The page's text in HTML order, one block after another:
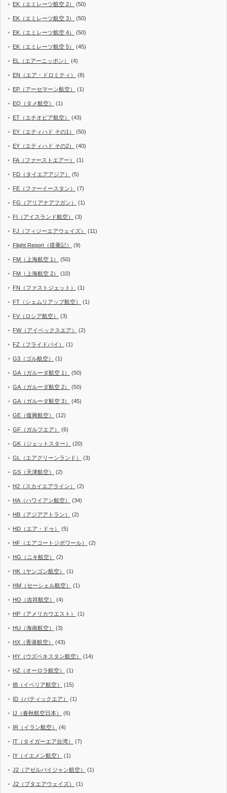
EK（エミレーツ航空 2） (50)
EK（エミレーツ航空 3） (50)
EK（エミレーツ航空 4） (50)
EK（エミレーツ航空 5） (45)
EL（エアーニッポン） (4)
EN（エア・ドロミティ） (8)
EP（アーセマーン航空） (1)
EQ（タメ航空） (1)
ET（エチオピア航空） (43)
EY（エティハド その1） (50)
EY（エティハド その2） (40)
FA（ファーストエアー） (1)
FD（タイエアアジア） (5)
FE（ファーイースタン） (7)
FG（アリアナアフガン） (1)
FI（アイスランド航空） (3)
FJ（フィジーエアウェイズ） (11)
Flight Report（搭乗記） (9)
FM（上海航空 1） (50)
FM（上海航空 2） (10)
FN（ファストジェット） (1)
FT（シェムリアップ航空） (1)
FV（ロシア航空） (3)
FW（アイベックスエア） (2)
FZ（フライドバイ） (1)
G3（ゴル航空） (1)
GA（ガルーダ航空 1） (50)
GA（ガルーダ航空 2） (50)
GA（ガルーダ航空 3） (45)
GE（復興航空） (12)
GF（ガルフエア） (6)
GK（ジェットスター） (20)
GL（エアグリーンランド） (3)
GS（天津航空） (2)
H2（スカイエアライン） (2)
HA（ハワイアン航空） (34)
HB（アジアアトラン） (2)
HD（エア・ドゥ） (5)
HF（エアコートジボワール） (2)
HG（ニキ航空） (2)
HK（ヤンゴン航空） (1)
HM（セーシェル航空） (1)
HO（吉祥航空） (4)
HP（アメリカウエスト） (1)
HU（海南航空） (3)
HX（香港航空） (43)
HY（ウズベキスタン航空） (14)
HZ（オーロラ航空） (1)
IB（イベリア航空） (15)
ID（バティックエア） (1)
IJ（春秋航空日本） (6)
IR（イラン航空） (4)
IT（タイガーエア台湾） (7)
IY（イエメン航空） (1)
J2（アゼルバイジャン航空） (1)
J2（ブタエアウェイズ） (1)